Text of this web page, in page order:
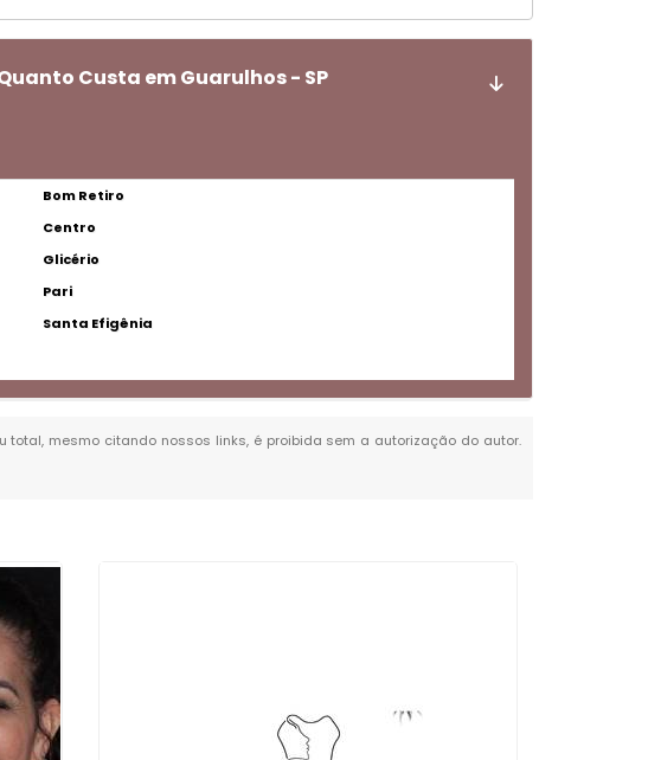
Custa em Guarulhos - SP
Bom Retiro
Centro
Glicério
Pari
Santa Efigênia
total, mesmo citando nossos links, é proibida sem a autorização do autor.